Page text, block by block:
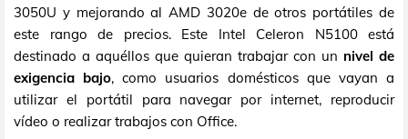
3050U y mejorando al AMD 3020e de otros portátiles de
este rango de precios. Este Intel Celeron N5100 está
destinado a aquéllos que quieran trabajar con un nivel de
exigencia bajo, como usuarios domésticos que vayan a
utilizar el portátil para navegar por internet, reproducir
vídeo o realizar trabajos con Office.